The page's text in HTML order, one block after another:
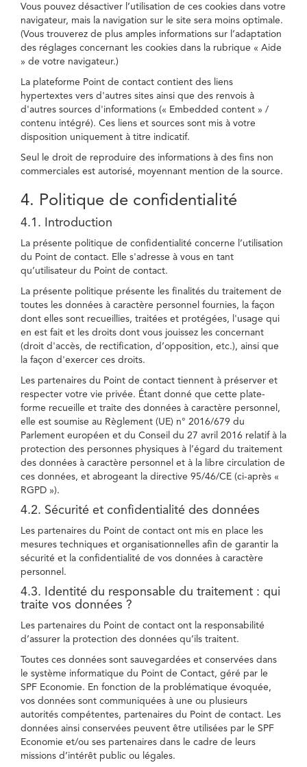
Vous pouvez désactiver l’utilisation de ces cookies dans votre
navigateur, mais la navigation sur le site sera moins optimale.
(Vous trouverez de plus amples informations sur l’adaptation
des réglages concernant les cookies dans la rubrique « Aide
» de votre navigateur.)
La plateforme Point de contact contient des liens
hypertextes vers d'autres sites ainsi que des renvois à
d'autres sources d'informations (« Embedded content » /
contenu intégré). Ces liens et sources sont mis à votre
disposition uniquement à titre indicatif.
Seul le droit de reproduire des informations à des fins non
commerciales est autorisé, moyennant mention de la source.
4. Politique de confidentialité
4.1. Introduction
La présente politique de confidentialité concerne l’utilisation
du Point de contact. Elle s'adresse à vous en tant
qu’utilisateur du Point de contact.
La présente politique présente les finalités du traitement de
toutes les données à caractère personnel fournies, la façon
dont elles sont recueillies, traitées et protégées, l'usage qui
en est fait et les droits dont vous jouissez les concernant
(droit d'accès, de rectification, d’opposition, etc.), ainsi que
la façon d'exercer ces droits.
Les partenaires du Point de contact tiennent à préserver et
respecter votre vie privée. Étant donné que cette plate-
forme recueille et traite des données à caractère personnel,
elle est soumise au Règlement (UE) n° 2016/679 du
Parlement européen et du Conseil du 27 avril 2016 relatif à la
protection des personnes physiques à l’égard du traitement
des données à caractère personnel et à la libre circulation de
ces données, et abrogeant la directive 95/46/CE (ci-après «
RGPD »).
4.2. Sécurité et confidentialité des données
Les partenaires du Point de contact ont mis en place les
mesures techniques et organisationnelles afin de garantir la
sécurité et la confidentialité de vos données à caractère
personnel.
4.3. Identité du responsable du traitement : qui
traite vos données ?
Les partenaires du Point de contact ont la responsabilité
d’assurer la protection des données qu’ils traitent.
Toutes ces données sont sauvegardées et conservées dans
le système informatique du Point de Contact, géré par le
SPF Economie. En fonction de la problématique évoquée,
vos données sont communiquées à une ou plusieurs
autorités compétentes, partenaires du Point de contact. Les
données ainsi conservées peuvent être utilisées par le SPF
Economie et/ou ses partenaires dans le cadre de leurs
missions d’intérêt public ou légales.